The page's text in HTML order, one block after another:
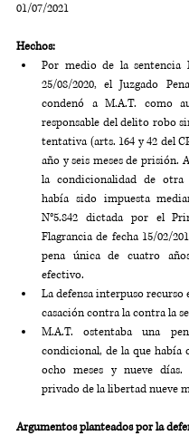
01/07/2021
Hechos:
Por medio de la sentencia
25/08/2020, el Juzgado
condenó a M.A.T. como
responsable del delito robo
tentativa (arts. 164 y 42 del
año y seis meses de prisión.
la condicionalidad de otra
había sido impuesta
N°5.842 dictada por el
Flagrancia de fecha 15/02/
pena única de cuatro
efectivo.
La defensa interpuso
casación contra la contra la
M.A.T. ostentaba una
condicional, de la que había
ocho meses y nueve días.
privado de la libertad nueve
Argumentos planteados por la